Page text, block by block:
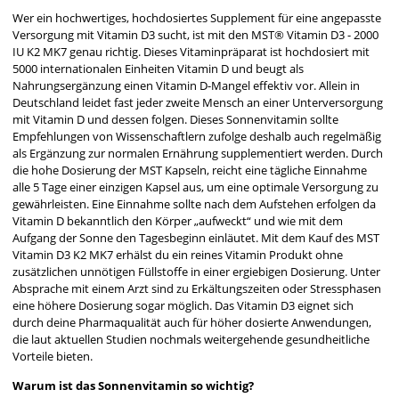
Wer ein hochwertiges, hochdosiertes Supplement für eine angepasste
Versorgung mit Vitamin D3 sucht, ist mit den MST® Vitamin D3 - 2000
IU K2 MK7 genau richtig. Dieses Vitaminpräparat ist hochdosiert mit
5000 internationalen Einheiten Vitamin D und beugt als
Nahrungsergänzung einen Vitamin D-Mangel effektiv vor. Allein in
Deutschland leidet fast jeder zweite Mensch an einer Unterversorgung
mit Vitamin D und dessen folgen. Dieses Sonnenvitamin sollte
Empfehlungen von Wissenschaftlern zufolge deshalb auch regelmäßig
als Ergänzung zur normalen Ernährung supplementiert werden. Durch
die hohe Dosierung der MST Kapseln, reicht eine tägliche Einnahme
alle 5 Tage einer einzigen Kapsel aus, um eine optimale Versorgung zu
gewährleisten. Eine Einnahme sollte nach dem Aufstehen erfolgen da
Vitamin D bekanntlich den Körper „aufweckt“ und wie mit dem
Aufgang der Sonne den Tagesbeginn einläutet. Mit dem Kauf des MST
Vitamin D3 K2 MK7 erhälst du ein reines Vitamin Produkt ohne
zusätzlichen unnötigen Füllstoffe in einer ergiebigen Dosierung. Unter
Absprache mit einem Arzt sind zu Erkältungszeiten oder Stressphasen
eine höhere Dosierung sogar möglich. Das Vitamin D3 eignet sich
durch deine Pharmaqualität auch für höher dosierte Anwendungen,
die laut aktuellen Studien nochmals weitergehende gesundheitliche
Vorteile bieten.
Warum ist das Sonnenvitamin so wichtig?